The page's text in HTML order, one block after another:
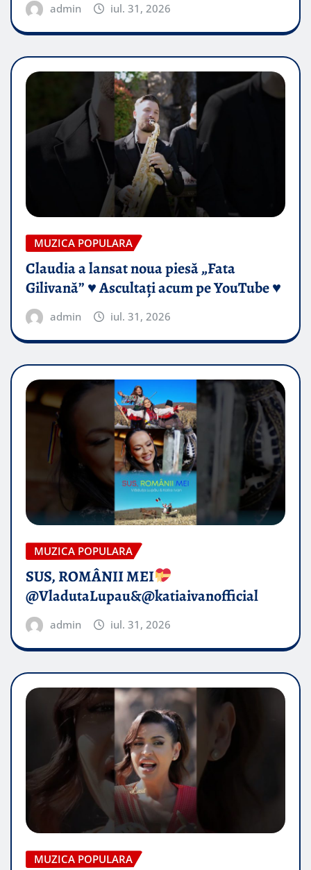
admin iul. 31, 2026
MUZICA POPULARA
Claudia a lansat noua piesă „Fata
Gilivană” ♥️ Ascultați acum pe YouTube ♥️
admin iul. 31, 2026
MUZICA POPULARA
SUS, ROMÂNII MEI
@VladutaLupau&@katiaivanofficial
admin iul. 31, 2026
MUZICA POPULARA